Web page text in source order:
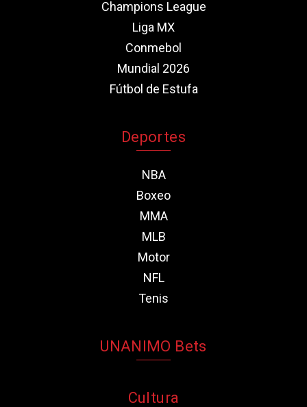
Champions League
Liga MX
Conmebol
Mundial 2026
Fútbol de Estufa
Deportes
NBA
Boxeo
MMA
MLB
Motor
NFL
Tenis
UNANIMO Bets
Cultura